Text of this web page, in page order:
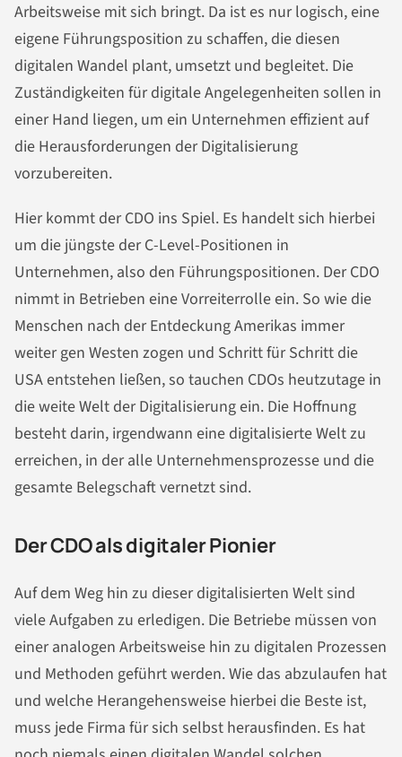
Arbeitsweise mit sich bringt. Da ist es nur logisch, eine
eigene Führungsposition zu schaffen, die diesen
digitalen Wandel plant, umsetzt und begleitet. Die
Zuständigkeiten für digitale Angelegenheiten sollen in
einer Hand liegen, um ein Unternehmen effizient auf
die Herausforderungen der Digitalisierung
vorzubereiten.
Hier kommt der CDO ins Spiel. Es handelt sich hierbei
um die jüngste der C-Level-Positionen in
Unternehmen, also den Führungspositionen. Der CDO
nimmt in Betrieben eine Vorreiterrolle ein. So wie die
Menschen nach der Entdeckung Amerikas immer
weiter gen Westen zogen und Schritt für Schritt die
USA entstehen ließen, so tauchen CDOs heutzutage in
die weite Welt der Digitalisierung ein. Die Hoffnung
besteht darin, irgendwann eine digitalisierte Welt zu
erreichen, in der alle Unternehmensprozesse und die
gesamte Belegschaft vernetzt sind.
Der CDO als digitaler Pionier
Auf dem Weg hin zu dieser digitalisierten Welt sind
viele Aufgaben zu erledigen. Die Betriebe müssen von
einer analogen Arbeitsweise hin zu digitalen Prozessen
und Methoden geführt werden. Wie das abzulaufen hat
und welche Herangehensweise hierbei die Beste ist,
muss jede Firma für sich selbst herausfinden. Es hat